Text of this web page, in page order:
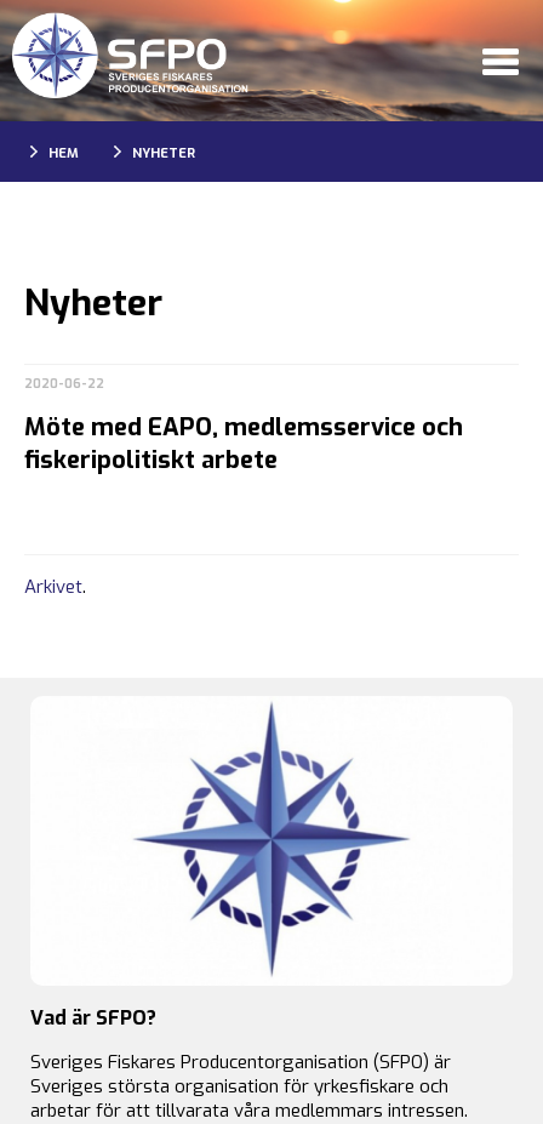
HEM NYHETER
Nyheter
2020-06-22
Möte med EAPO, medlemsservice och
fiskeripolitiskt arbete
Arkivet.
Vad är SFPO?
Sveriges Fiskares Producentorganisation (SFPO) är
Sveriges största organisation för yrkesfiskare och
arbetar för att tillvarata våra medlemmars intressen.